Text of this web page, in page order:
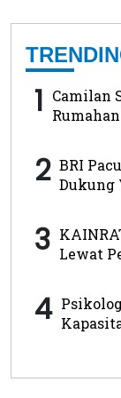
1 Camilan
2 BRI
Dukung
3 Lewat
4